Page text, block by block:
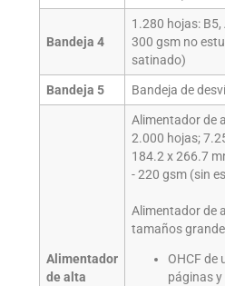
Bandeja 4
1.280 hojas:
300 gsm no
satinado)
Bandeja 5 Bandeja de
Alimentador
de alta
Alimentador de
2.000 hojas;
184.2 x 266.7
- 220 gsm (sin
Alimentador de
tamaños
OHCF de
páginas